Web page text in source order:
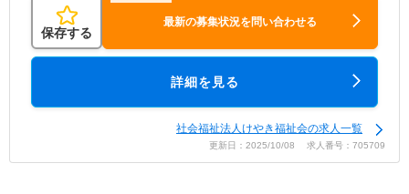
保存する
最新の募集状況を問い合わせる
詳細を見る
社会福祉法人けやき福祉会の求人一覧
更新日：2025/10/08 求人番号：705709